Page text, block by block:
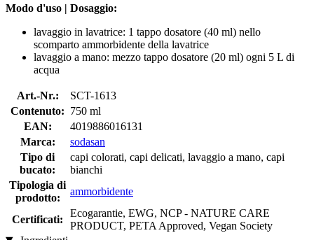
Modo d'uso | Dosaggio:
lavaggio in lavatrice: 1 tappo dosatore (40 ml) nello
scomparto ammorbidente della lavatrice
lavaggio a mano: mezzo tappo dosatore (20 ml) ogni 5 L di
acqua
Art.-Nr.:
SCT-1613
Contenuto: 750 ml
EAN:
4019886016131
Marca:
sodasan
Tipo di
bucato:
capi colorati, capi delicati, lavaggio a mano, capi
bianchi
Tipologia di
prodotto:
ammorbidente
Certificati:
Ecogarantie, EWG, NCP - NATURE CARE
PRODUCT, PETA Approved, Vegan Society